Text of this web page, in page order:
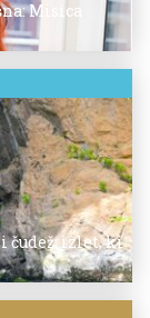
Misica
čudež: izlet, ki